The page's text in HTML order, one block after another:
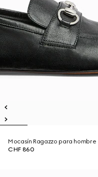
Mocasín Ragazzo para hombre
CHF 860